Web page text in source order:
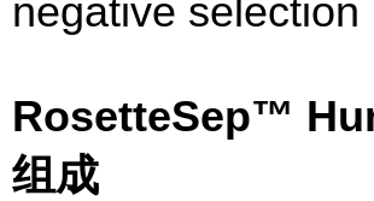
negative selection
RosetteSep™
组成